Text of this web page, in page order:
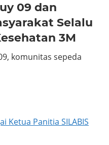
09 dan
Selalu
3M
komunitas sepeda